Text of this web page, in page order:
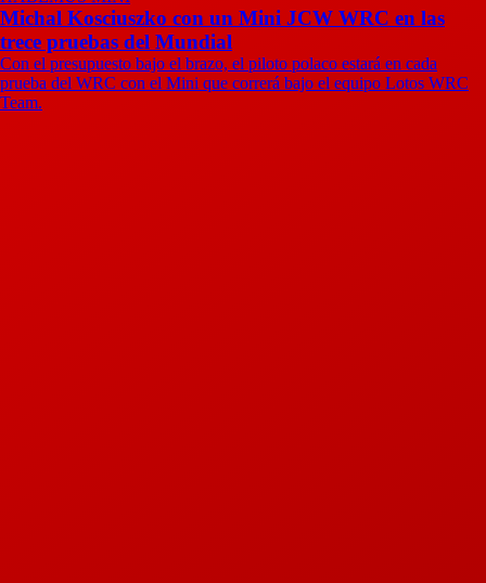
Michal Kosciuszko con un Mini JCW WRC en las
trece pruebas del Mundial
Con el presupuesto bajo el brazo, el piloto polaco estará en cada
prueba del WRC con el Mini que correrá bajo el equipo Lotos WRC
Team.